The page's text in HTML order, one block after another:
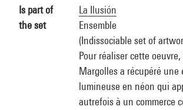
Is part of
the set
La Ilusión
Ensemble
(Indissociable set of
Pour réaliser cette oeuvre,
Margolles a récupéré une
lumineuse en néon qui
autrefois à un commerce